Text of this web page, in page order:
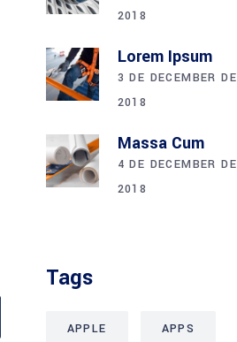
2018
Lorem Ipsum
3 DE DECEMBER DE
2018
Massa Cum
4 DE DECEMBER DE
2018
Tags
APPLE APPS